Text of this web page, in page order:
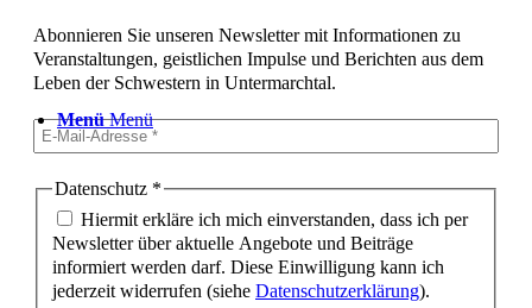
Menü Menü
Abonnieren Sie unseren Newsletter mit Informationen zu
Veranstaltungen, geistlichen Impulse und Berichten aus dem
Leben der Schwestern in Untermarchtal.
Datenschutz *
Hiermit erkläre ich mich einverstanden, dass ich per
Newsletter über aktuelle Angebote und Beiträge
informiert werden darf. Diese Einwilligung kann ich
jederzeit widerrufen (siehe Datenschutzerklärung).